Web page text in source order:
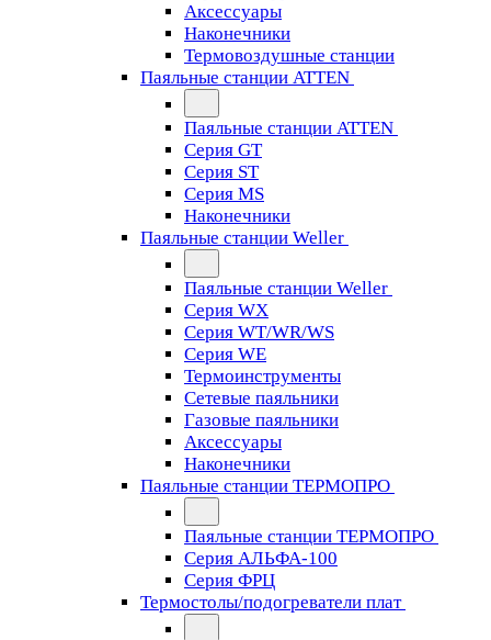
Аксессуары
Наконечники
Термовоздушные станции
Паяльные станции ATTEN
Паяльные станции ATTEN
Серия GT
Серия ST
Серия MS
Наконечники
Паяльные станции Weller
Паяльные станции Weller
Серия WX
Серия WT/WR/WS
Серия WE
Термоинструменты
Сетевые паяльники
Газовые паяльники
Аксессуары
Наконечники
Паяльные станции ТЕРМОПРО
Паяльные станции ТЕРМОПРО
Серия АЛЬФА-100
Серия ФРЦ
Термостолы/подогреватели плат